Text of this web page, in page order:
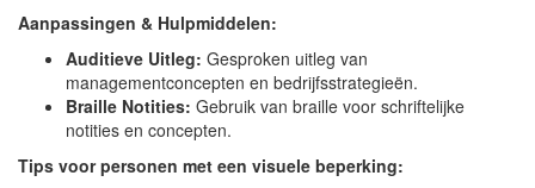
Aanpassingen & Hulpmiddelen:
Auditieve Uitleg: Gesproken uitleg van
managementconcepten en bedrijfsstrategieën.
Braille Notities: Gebruik van braille voor schriftelijke
notities en concepten.
Tips voor personen met een visuele beperking: